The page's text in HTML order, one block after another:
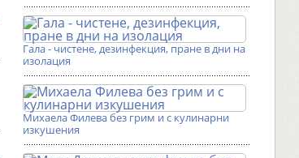
Гала - чистене, дезинфекция, пране в дни на
изолация
Михаела Филева без грим и с кулинарни
изкушения